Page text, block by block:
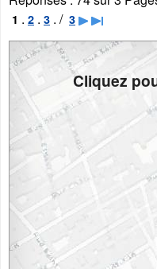
1 . 2 . 3 . / 3
Cliquez